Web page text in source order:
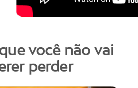
você não vai
perder